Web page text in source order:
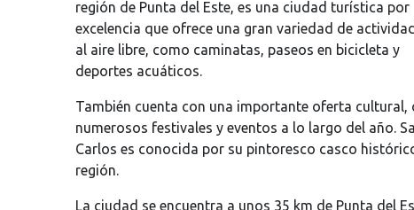
región de Punta del Este, es una ciudad turística por
excelencia que ofrece una gran variedad de
al aire libre, como caminatas, paseos en bicicleta y
deportes acuáticos.
También cuenta con una importante oferta cultural,
numerosos festivales y eventos a lo largo del año.
Carlos es conocida por su pintoresco casco
región.
La ciudad se encuentra a unos 35 km de Punta del